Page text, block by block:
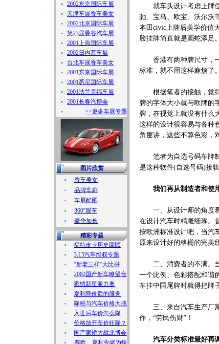
2002东京国际车展
天津车展香车美女
2002北京国际车展
第23届曼谷汽车展
2001上海国际车展
2002日内瓦车展
台北车展香车美女
2001东京国际车展
2001悉尼国际车展
2001法兰克福车展
2001长春汽博会
>>更多车展专题
图片欣赏
香车美女
品牌车廊
车展酷图
360°观车
豪华加长
精彩专题
福特皮卡历史回顾
3.15汽车维权专题
“新老三样”大比拼
2002国产新车瞭望台
家轿新星派力奥
夏利降价后的服务
降税与汽车价格大战
入世后车价怎么降
价格放开车价狂降？
国产家轿大战北博会
赛欧、夏利先睹为快
就车头设计考虑上牌位
驰、宝马、欧宝、沃尔沃
本田civic上牌后美学价值
脸挂牌简直就是画蛇添足
香港有两种牌尺寸，一
标准，就不用这样麻烦了
根据笔者的接触，觉得
牌的字体大小就与欧牌的
牌，在视觉上就没有什么
这样的设计很容易与各种
角度讲，这些不算色彩，
笔者为自选号码车牌制
是这种软件(自选号码)接
我们再从制造者和使
一、从设计师的角度看
在设计汽车时精雕细琢。
按欧洲标准设计吧，当汽
原来设计好的格栅的完美
二、消费者的不满。当
一个比例、色彩搭配和谐
车挂中国尾牌时就得把牌
三、来自汽车生产厂家
作，“劳民伤财”！
汽车分类标准最好再